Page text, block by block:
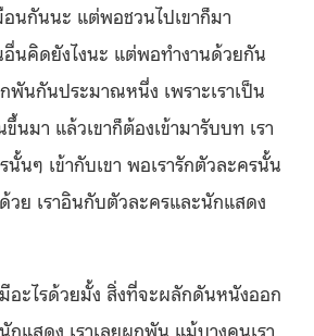
อนกันนะ แต่พอชวนไปเขาก็มา
อื่นคิดยังไงนะ แต่พอทำงานด้วยกัน
กพันกันประมาณหนึ่ง เพราะเราเป็น
นมา แล้วเขาก็ต้องเข้ามารับบท เรา
นั้นๆ เข้ากับเขา พอเรารักตัวละครนั้น
วย เราอินกับตัวละครและนักแสดง
อะไรด้วยมั้ง สิ่งที่จะผลักดันหนังออก
แสดง เราเลยผูกพัน แม้บางคนเรา